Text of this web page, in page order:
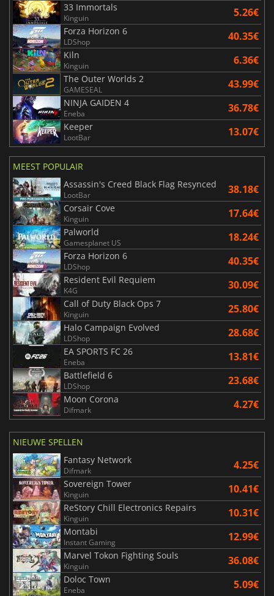
33 Immortals
Kinguin 5.26€
Forza Horizon 6
LDShop 40.35€
Kiln
Kinguin 6.36€
The Outer Worlds 2
GAMESEAL 43.99€
NINJA GAIDEN 4
Eneba 36.78€
Keeper
LootBar 13.07€
MEEST POPULAIR
Assassin's Creed Black Flag Resynced
LootBar 38.18€
Corsair Cove
Kinguin 17.64€
Palworld
Gamesplanet US 18.24€
Forza Horizon 6
LDShop 40.35€
Resident Evil Requiem
K4G 30.09€
Call of Duty Black Ops 7
Kinguin 25.80€
Halo Campaign Evolved
LDShop 28.68€
EA SPORTS FC 26
Eneba 13.81€
Battlefield 6
LDShop 23.68€
Moon Corona
Difmark 4.27€
NIEUWE SPELLEN
Fantasy Network
Difmark 4.25€
Sovereign Tower
Kinguin 10.41€
ReStory Chill Electronics Repairs
Kinguin 10.31€
Montabi
Instant Gaming 12.99€
Marvel Tokon Fighting Souls
Kinguin 36.08€
Doloc Town
Eneba 5.09€